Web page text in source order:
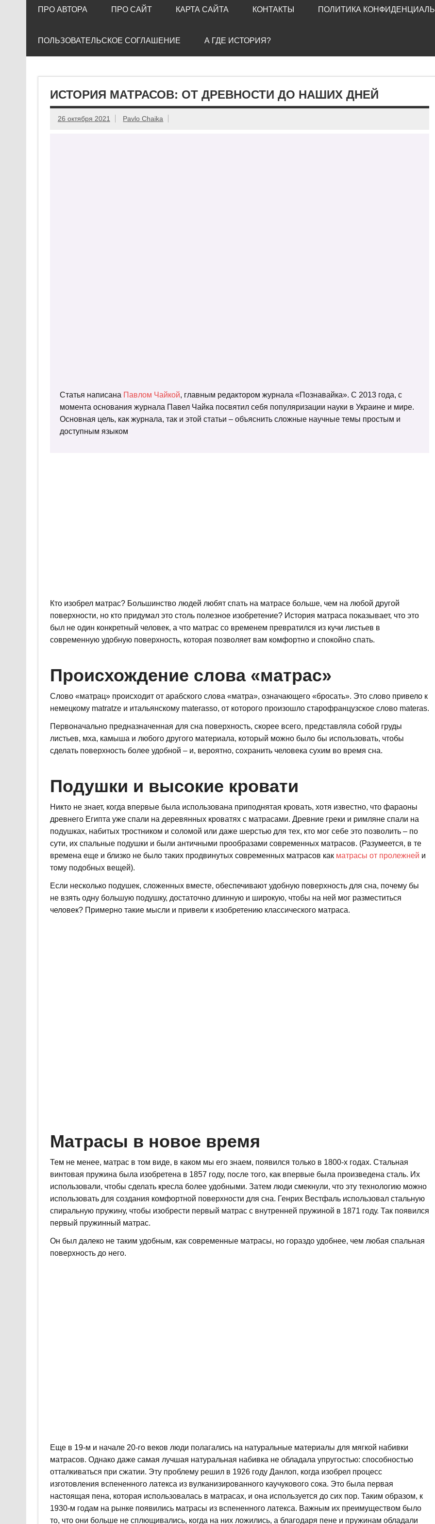
ПРО АВТОРА ПРО САЙТ КАРТА САЙТА КОНТАКТЫ ПОЛИТИКА
ПОЛЬЗОВАТЕЛЬСКОЕ СОГЛАШЕНИЕ А ГДЕ ИСТОРИЯ?
ИСТОРИЯ МАТРАСОВ: ОТ ДРЕВНОСТИ ДО НАШИХ ДНЕЙ
26 октября 2021 Pavlo Chaika
Статья написана Павлом Чайкой, главным редактором журнала «Познавайка». С 2013 года, с
момента основания журнала Павел Чайка посвятил себя популяризации науки в Украине и мире.
Основная цель, как журнала, так и этой статьи – объяснить сложные научные темы простым и
доступным языком
Кто изобрел матрас? Большинство людей любят спать на матрасе больше, чем на любой другой
поверхности, но кто придумал это столь полезное изобретение? История матраса показывает, что это
был не один конкретный человек, а что матрас со временем превратился из кучи листьев в
современную удобную поверхность, которая позволяет вам комфортно и спокойно спать.
Происхождение слова «матрас»
Слово «матрац» происходит от арабского слова «матра», означающего «бросать». Это слово привело к
немецкому matratze и итальянскому materasso, от которого произошло старофранцузское слово materas.
Первоначально предназначенная для сна поверхность, скорее всего, представляла собой груды
листьев, мха, камыша и любого другого материала, который можно было бы использовать, чтобы
сделать поверхность более удобной – и, вероятно, сохранить человека сухим во время сна.
Подушки и высокие кровати
Никто не знает, когда впервые была использована приподнятая кровать, хотя известно, что фараоны
древнего Египта уже спали на деревянных кроватях с матрасами. Древние греки и римляне спали на
подушках, набитых тростником и соломой или даже шерстью для тех, кто мог себе это позволить – по
сути, их спальные подушки и были античными прообразами современных матрасов. (Разумеется, в те
времена еще и близко не было таких продвинутых современных матрасов как матрасы от пролежней и
тому подобных вещей).
Если несколько подушек, сложенных вместе, обеспечивают удобную поверхность для сна, почему бы
не взять одну большую подушку, достаточно длинную и широкую, чтобы на ней мог разместиться
человек? Примерно такие мысли и привели к изобретению классического матраса.
Матрасы в новое время
Тем не менее, матрас в том виде, в каком мы его знаем, появился только в 1800-х годах. Стальная
винтовая пружина была изобретена в 1857 году, после того, как впервые была произведена сталь. Их
использовали, чтобы сделать кресла более удобными. Затем люди смекнули, что эту технологию можно
использовать для создания комфортной поверхности для сна. Генрих Вестфаль использовал стальную
спиральную пружину, чтобы изобрести первый матрас с внутренней пружиной в 1871 году. Так появился
первый пружинный матрас.
Он был далеко не таким удобным, как современные матрасы, но гораздо удобнее, чем любая спальная
поверхность до него.
Еще в 19-м и начале 20-го веков люди полагались на натуральные материалы для мягкой набивки
матрасов. Однако даже самая лучшая натуральная набивка не обладала упругостью: способностью
отталкиваться при сжатии. Эту проблему решил в 1926 году Данлоп, когда изобрел процесс
изготовления вспененного латекса из вулканизированного каучукового сока. Это была первая
настоящая пена, которая использовалась в матрасах, и она используется до сих пор. Таким образом, к
1930-м годам на рынке появились матрасы из вспененного латекса. Важным их преимуществом было
то, что они больше не сплющивались, когда на них ложились, а благодаря пене и пружинам обладали